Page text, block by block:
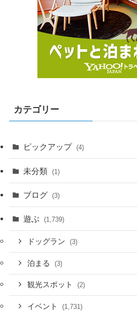
カテゴリー
ピックアップ (4)
未分類 (1)
ブログ (3)
遊ぶ (1,739)
ドッグラン (3)
泊まる (3)
観光スポット (2)
イベント (1,731)